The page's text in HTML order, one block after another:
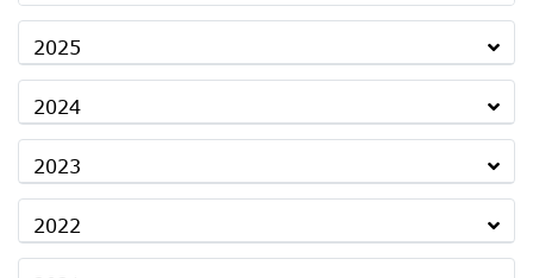
2025
2024
2023
2022